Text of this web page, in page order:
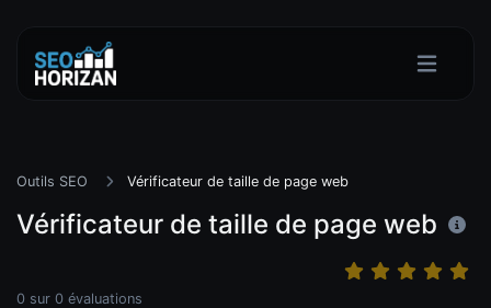
Outils SEO Vérificateur de taille de page web
Vérificateur de taille de page web
0 sur 0 évaluations